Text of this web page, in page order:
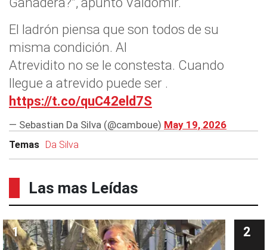
El ladrón piensa que son todos de su
misma condición. Al
Atrevidito no se le constesta. Cuando
llegue a atrevido puede ser .
https://t.co/quC42eld7S
— Sebastian Da Silva (@camboue) May 19, 2026
Temas Da Silva
Las mas Leídas